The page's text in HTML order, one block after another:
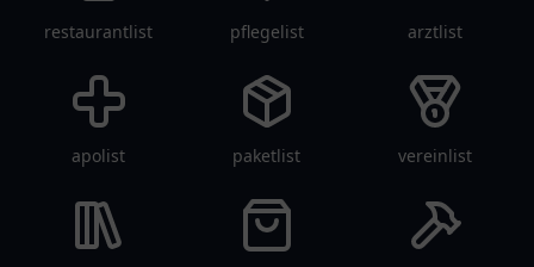
restaurantlist pflegelist arztlist
apolist paketlist vereinlist